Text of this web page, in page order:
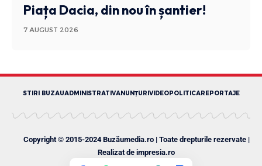
Piața Dacia, din nou în șantier!
7 AUGUST 2026
STIRI BUZAUADMINISTRATIVANUNȚURIVIDEOPOLITICAREPORTAJE
Copyright © 2015-2024 Buzăumedia.ro | Toate drepturile rezervate |
Realizat de impresia.ro